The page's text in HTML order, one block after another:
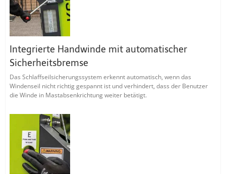
Integrierte Handwinde mit automatischer
Sicherheitsbremse
Das Schlaffseilsicherungssystem erkennt automatisch, wenn das
Windenseil nicht richtig gespannt ist und verhindert, dass der Benutzer
die Winde in Mastabsenkrichtung weiter betätigt.